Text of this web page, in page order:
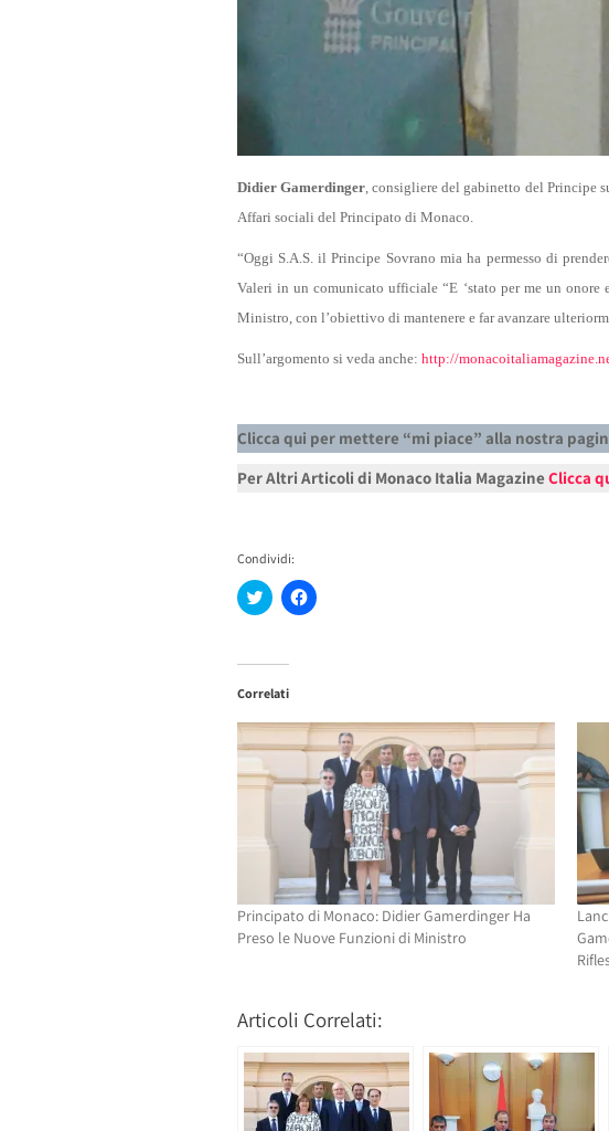
Didier Gamerdinger, consigliere del gabinetto del Principe
Affari sociali del Principato di Monaco.
“Oggi S.A.S. il Principe Sovrano mia ha permesso di
Valeri in un comunicato ufficiale “E ‘stato per me un
Ministro, con l’obiettivo di mantenere e far avanzare
Sull’argomento si veda anche: http://
Clicca qui per mettere “mi piace” alla nostra
Per Altri Articoli di Monaco Italia Magazine Clicca
Condividi:
Fai
clic
su
(Si
in
una
nuova
Fai
clic
una
nuova
finestra)
Correlati
Principato di Monaco: Didier Gamerdinger Ha
Preso le Nuove Funzioni di Ministro
Articoli Correlati: